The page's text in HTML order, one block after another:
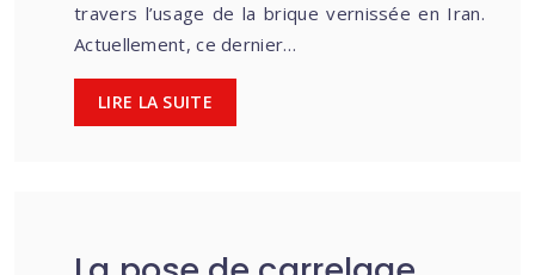
travers l’usage de la brique vernissée en Iran.
Actuellement, ce dernier…
LIRE LA SUITE